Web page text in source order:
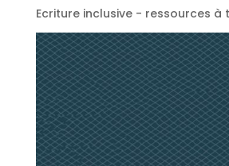
Ecriture inclusive - ressources à